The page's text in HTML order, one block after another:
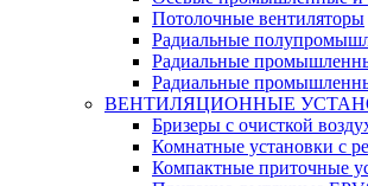
Потолочные вентиляторы
Радиальные
Радиальные
Радиальные
ВЕНТИЛЯЦИОННЫЕ
Бризеры с очисткой
Комнатные установки с
Компактные приточные